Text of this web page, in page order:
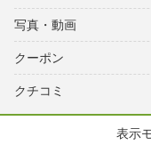
写真・動画
クーポン
クチコミ
表示